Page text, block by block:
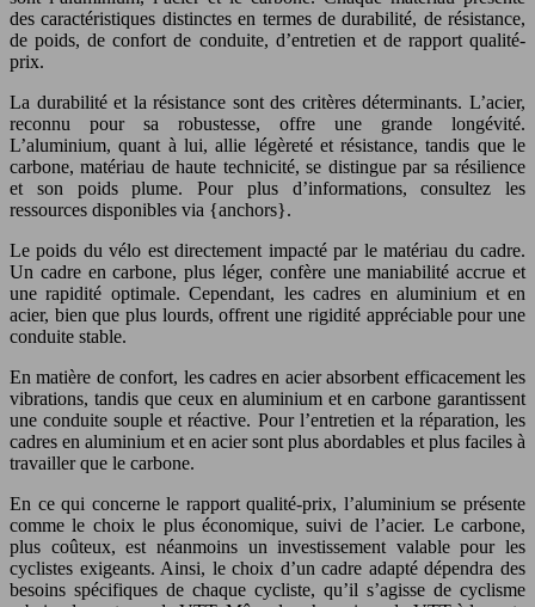
des caractéristiques distinctes en termes de durabilité, de résistance,
de poids, de confort de conduite, d’entretien et de rapport qualité-
prix.
La durabilité et la résistance sont des critères déterminants. L’acier,
reconnu pour sa robustesse, offre une grande longévité.
L’aluminium, quant à lui, allie légèreté et résistance, tandis que le
carbone, matériau de haute technicité, se distingue par sa résilience
et son poids plume. Pour plus d’informations, consultez les
ressources disponibles via {anchors}.
Le poids du vélo est directement impacté par le matériau du cadre.
Un cadre en carbone, plus léger, confère une maniabilité accrue et
une rapidité optimale. Cependant, les cadres en aluminium et en
acier, bien que plus lourds, offrent une rigidité appréciable pour une
conduite stable.
En matière de confort, les cadres en acier absorbent efficacement les
vibrations, tandis que ceux en aluminium et en carbone garantissent
une conduite souple et réactive. Pour l’entretien et la réparation, les
cadres en aluminium et en acier sont plus abordables et plus faciles à
travailler que le carbone.
En ce qui concerne le rapport qualité-prix, l’aluminium se présente
comme le choix le plus économique, suivi de l’acier. Le carbone,
plus coûteux, est néanmoins un investissement valable pour les
cyclistes exigeants. Ainsi, le choix d’un cadre adapté dépendra des
besoins spécifiques de chaque cycliste, qu’il s’agisse de cyclisme